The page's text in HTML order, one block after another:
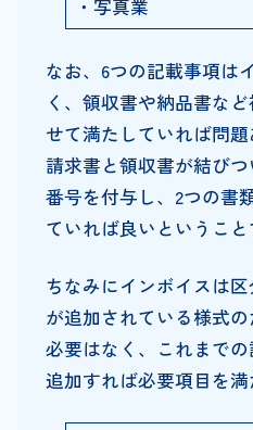
・写真業
なお、6つの記載事項は
く、領収書や納品書な
せて満たしていれば問題
請求書と領収書が結び
番号を付与し、2つの書
ていれば良いということ
ちなみにインボイスは
が追加されている様式
必要はなく、これまで
追加すれば必要項目を満